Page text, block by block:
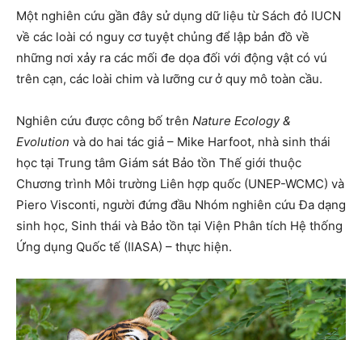
Một nghiên cứu gần đây sử dụng dữ liệu từ Sách đỏ IUCN
về các loài có nguy cơ tuyệt chủng để lập bản đồ về
những nơi xảy ra các mối đe dọa đối với động vật có vú
trên cạn, các loài chim và lưỡng cư ở quy mô toàn cầu.
Nghiên cứu được công bố trên Nature Ecology &
Evolution và do hai tác giả – Mike Harfoot, nhà sinh thái
học tại Trung tâm Giám sát Bảo tồn Thế giới thuộc
Chương trình Môi trường Liên hợp quốc (UNEP-WCMC) và
Piero Visconti, người đứng đầu Nhóm nghiên cứu Đa dạng
sinh học, Sinh thái và Bảo tồn tại Viện Phân tích Hệ thống
Ứng dụng Quốc tế (IIASA) – thực hiện.